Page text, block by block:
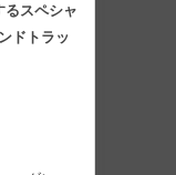
るスペシャ
ドトラッ